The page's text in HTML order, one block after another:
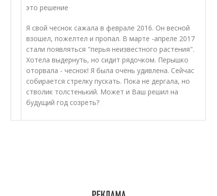
это решение
Я свой чеснок сажала в феврале 2016. Он весной
взошел, пожелтел и пропал. В марте -апреле 2017
стали появляться "перья неизвестного растения".
Хотела выдернуть, но сидит рядочком. Перышко
оторвала - чеснок! Я была очень удивлена. Сейчас
собирается стрелку пускать. Пока не дергала, но
стволик толстенький. Может и Ваш решил на
будущий год созреть?